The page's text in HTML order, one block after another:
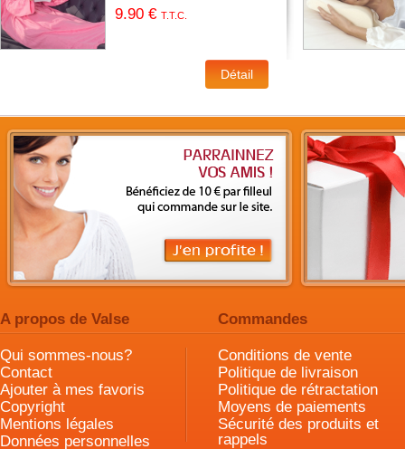
9.90 € T.T.C.
A propos de Valse Commandes
Qui sommes-nous?
Contact
Ajouter à mes favoris
Copyright
Mentions légales
Données personnelles
Conditions de vente
Politique de livraison
Politique de rétractation
Moyens de paiements
Sécurité des produits et
rappels